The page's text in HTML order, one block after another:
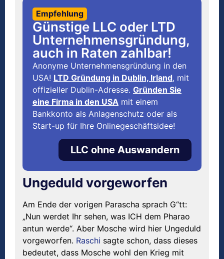
Empfehlung
Günstige LLC oder LTD
Unternehmensgründung,
auch in Raten zahlbar!
Anonyme Unternehmensgründung in den
USA! LTD Gründung in Dublin, Irland, mit
offizieller Dublin-Adresse. Gründen Sie
eine Firma in den USA mit einem
Bankkonto als Anlagenschutz oder als
Start-up für Ihre Onlinegeschäftsidee!
LLC ohne Auswandern
Ungeduld vorgeworfen
Am Ende der vorigen Parascha sprach G“tt:
„Nun werdet Ihr sehen, was ICH dem Pharao
antun werde“. Aber Mosche wird hier Ungeduld
vorgeworfen. Raschi sagte schon, dass dieses
bedeutet, dass Mosche wohl den Krieg mit